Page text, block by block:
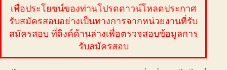
เพื่อประโยชน์ของท่านโปรดดาวน์โหลดประกาศ
รับสมัครสอบอย่างเป็นทางการจากหน่วยงานที่รับ
สมัครสอบ ที่ลิงค์ด้านล่างเพื่อตรวจสอบข้อมูลการ
รับสมัครสอบ